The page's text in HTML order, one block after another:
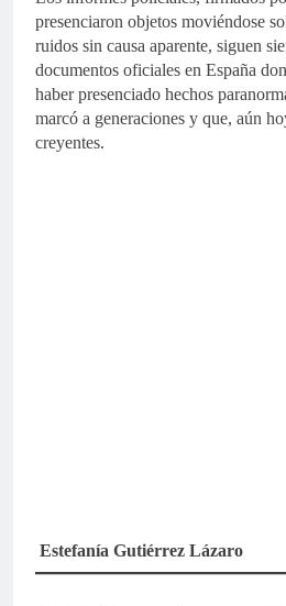
presenciaron objetos moviéndose
ruidos sin causa aparente, siguen
documentos oficiales en España
haber presenciado hechos
marcó a generaciones y que, aún
creyentes.
Estefanía Gutiérrez Lázaro